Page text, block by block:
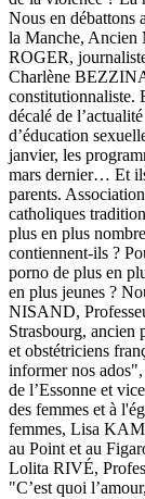
Nous en débattons
la Manche, Ancien
ROGER,
Charlène
constitutionnaliste.
décalé de
d’éducation
janvier, les
mars dernier… Et
parents.
catholiques
plus en plus
contiennent-ils ?
porno de plus en
en plus jeunes ?
NISAND,
Strasbourg, ancien
et obstétriciens
informer nos
de l’Essonne et
des femmes et à
femmes, Lisa
au Point et au
Lolita RIVÉ,
"C’est quoi